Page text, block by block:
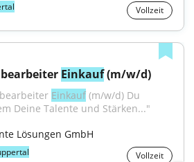
Vollzeit
Einkauf (m/w/d)
Einkauf (m/w/d) Du
Deine Talente und Stärken..."
Lösungen GmbH
Vollzeit